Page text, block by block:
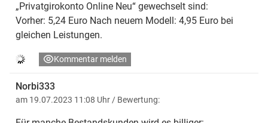
„Privatgirokonto Online Neu“ gewechselt sind:
Vorher: 5,24 Euro Nach neuem Modell: 4,95 Euro bei
gleichen Leistungen.
Kommentar melden
Norbi333
am 19.07.2023 11:08 Uhr / Bewertung: